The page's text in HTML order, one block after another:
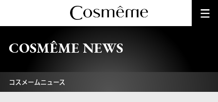
COSMÊME NEWS
コスメームニュース